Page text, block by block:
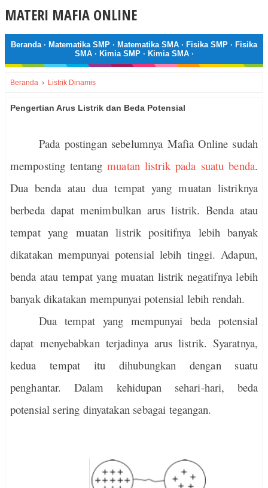
MATERI MAFIA ONLINE
Beranda· Matematika SMP · Matematika SMA · Fisika SMP · Fisika
SMA· Kimia SMP· Kimia SMA·
Beranda › Listrik Dinamis
Pengertian Arus Listrik dan Beda Potensial
Pada postingan sebelumnya Mafia Online sudah
memposting tentangmuatan listrik pada suatu benda.
Dua benda atau dua tempat yang muatan listriknya
berbeda dapat menimbulkan arus listrik. Benda atau
tempat yang muatan listrik positifnya lebih banyak
dikatakan mempunyai potensial lebih tinggi. Adapun,
benda atau tempat yang muatan listrik negatifnya lebih
banyak dikatakan mempunyai potensial lebih rendah.
Dua tempat yang mempunyai beda potensial
dapat menyebabkan terjadinya arus listrik. Syaratnya,
kedua tempat itu dihubungkan dengan suatu
penghantar. Dalam kehidupan sehari-hari, beda
potensial sering dinyatakan sebagai tegangan.